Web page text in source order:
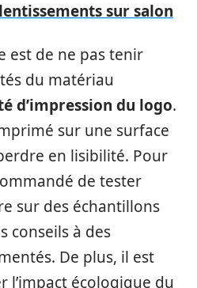
sur salon
est de ne pas tenir
du matériau
d’impression du logo.
sur une surface
en lisibilité. Pour
de tester
sur des échantillons
conseils à des
De plus, il est
l’impact écologique du